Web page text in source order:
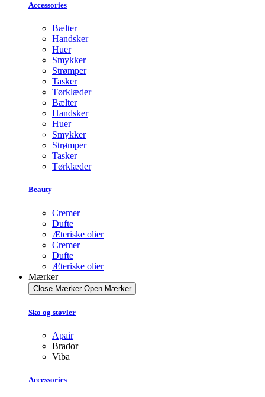
Accessories
Bælter
Handsker
Huer
Smykker
Strømper
Tasker
Tørklæder
Bælter
Handsker
Huer
Smykker
Strømper
Tasker
Tørklæder
Beauty
Cremer
Dufte
Æteriske olier
Cremer
Dufte
Æteriske olier
Mærker
Close Mærker Open Mærker
Sko og støvler
Apair
Brador
Viba
Accessories